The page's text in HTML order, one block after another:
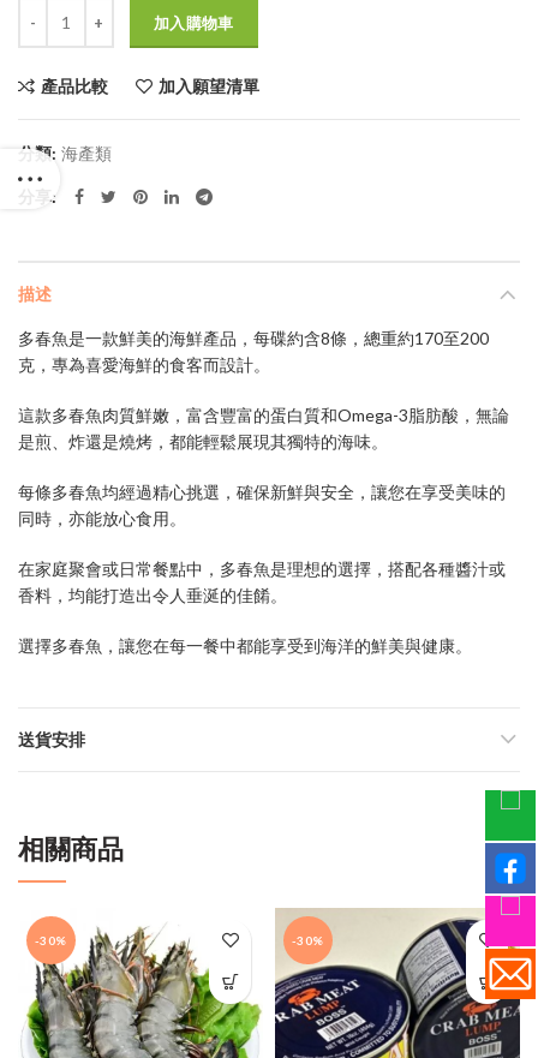
$28.0。$20.0。
加入購物車
產品比較 加入願望清單
分類: 海產類
分享
描述
多春魚是一款鮮美的海鮮產品，每碟約含8條，總重約170至200
克，專為喜愛海鮮的食客而設計。
這款多春魚肉質鮮嫩，富含豐富的蛋白質和Omega-3脂肪酸，無論
是煎、炸還是燒烤，都能輕鬆展現其獨特的海味。
每條多春魚均經過精心挑選，確保新鮮與安全，讓您在享受美味的
同時，亦能放心食用。
在家庭聚會或日常餐點中，多春魚是理想的選擇，搭配各種醬汁或
香料，均能打造出令人垂涎的佳餚。
選擇多春魚，讓您在每一餐中都能享受到海洋的鮮美與健康。
送貨安排
相關商品
-30% -30%